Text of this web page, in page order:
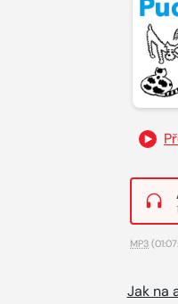
MP3
Jak na